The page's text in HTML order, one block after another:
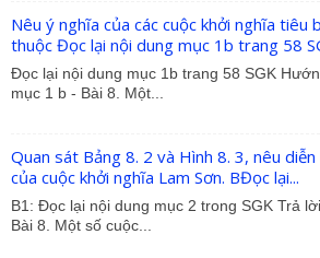
Nêu ý nghĩa của các cuộc khởi nghĩa tiêu
thuộc Đọc lại nội dung mục 1b trang 58
Đọc lại nội dung mục 1b trang 58 SGK
mục 1 b - Bài 8. Một...
Quan sát Bảng 8. 2 và Hình 8. 3, nêu
của cuộc khởi nghĩa Lam Sơn. BĐọc lại...
B1: Đọc lại nội dung mục 2 trong SGK Trả
Bài 8. Một số cuộc...